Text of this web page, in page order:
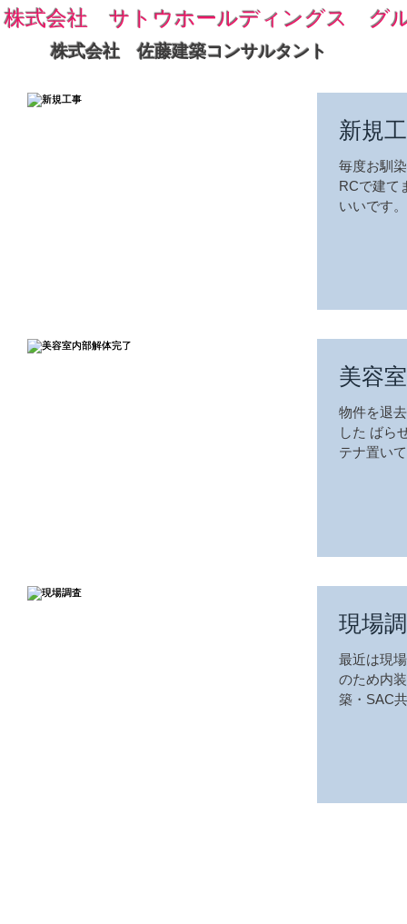
株式会社 サトウホールディングス グ
株式会社 佐藤建築コンサルタント
新規
毎度お馴
RCで建て
いいです
美容
物件を退
した ばら
テナ置い
現場
最近は現
のため内
築・SAC